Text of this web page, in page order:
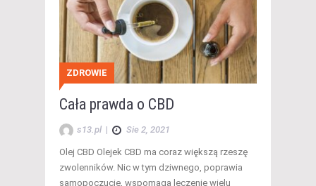
ZDROWIE
Cała prawda o CBD
s13.pl | Sie 2, 2021
Olej CBD Olejek CBD ma coraz większą rzeszę
zwolenników. Nic w tym dziwnego, poprawia
samopoczucie, wspomaga leczenie wielu